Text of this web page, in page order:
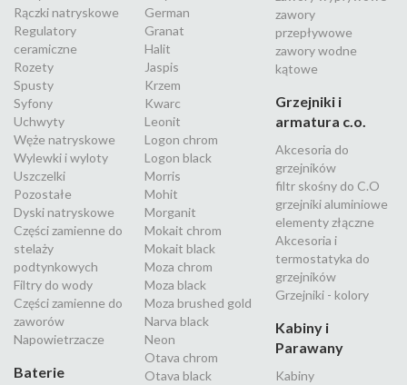
Rączki natryskowe
Regulatory
ceramiczne
Rozety
Spusty
Syfony
Uchwyty
Węże natryskowe
Wylewki i wyloty
Uszczelki
Pozostałe
Dyski natryskowe
Części zamienne do
stelaży
podtynkowych
Filtry do wody
Części zamienne do
zaworów
Napowietrzacze
Baterie
German
Granat
Halit
Jaspis
Krzem
Kwarc
Leonit
Logon chrom
Logon black
Morris
Mohit
Morganit
Mokait chrom
Mokait black
Moza chrom
Moza black
Moza brushed gold
Narva black
Neon
Otava chrom
Otava black
zawory
przepływowe
zawory wodne
kątowe
Grzejniki i
armatura c.o.
Akcesoria do
grzejników
filtr skośny do C.O
grzejniki aluminiowe
elementy złączne
Akcesoria i
termostatyka do
grzejników
Grzejniki - kolory
Kabiny i
Parawany
Kabiny